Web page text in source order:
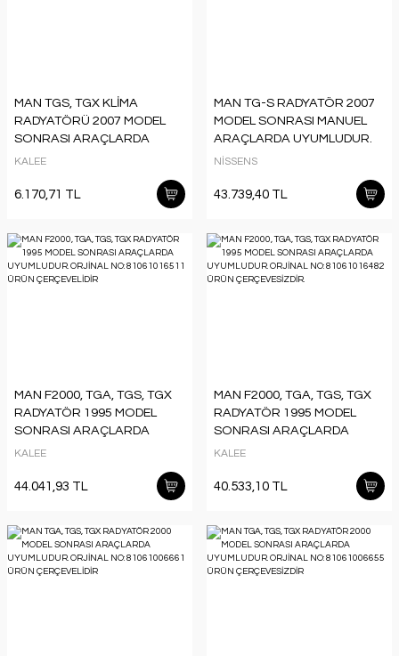
MAN TGS, TGX KLİMA
RADYATÖRÜ 2007 MODEL
SONRASI ARAÇLARDA
UYUMLUDUR. ORJİNAL NO:
KALEE
6.170,71 TL
MAN TG-S RADYATÖR 2007
MODEL SONRASI MANUEL
ARAÇLARDA UYUMLUDUR.
ORJİNAL NO: 81061010069
NİSSENS
43.739,40 TL
MAN F2000, TGA, TGS, TGX
RADYATÖR 1995 MODEL
SONRASI ARAÇLARDA
UYUMLUDUR. ORJİNAL NO:
ÇERÇEVELİDİR
KALEE
44.041,93 TL
MAN F2000, TGA, TGS, TGX
RADYATÖR 1995 MODEL
SONRASI ARAÇLARDA
UYUMLUDUR. ORJİNAL NO:
ÇERÇEVESİZDİR.
KALEE
40.533,10 TL